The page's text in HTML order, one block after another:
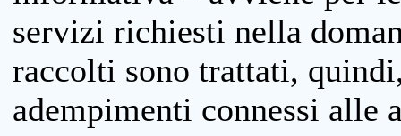
servizi richiesti nella
raccolti sono trattati,
adempimenti connessi